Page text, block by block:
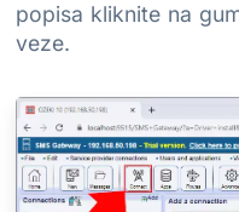
popisa kliknite na
veze.